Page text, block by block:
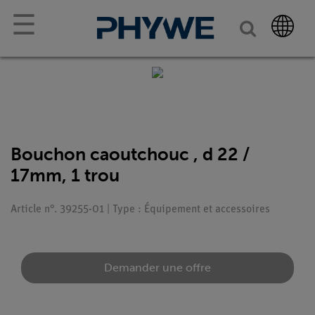
☰
Bouchon caoutchouc , d 22 /
17mm, 1 trou
Article n°. 39255-01 | Type : Équipement et accessoires
Demander une offre